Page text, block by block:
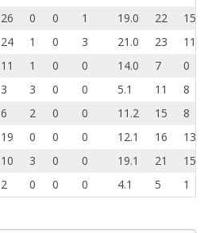
26 0 0 1 19.0 22
15
24 1 0 3 21.0 23
11
11 1 0 0 14.0 7
0
3 3 0 0 5.1 11
8
6 2 0 0 11.2 15
8
19 0 0 0 12.1 16
13
10 3 0 0 19.1 21
15
2 0 0 0 4.1 5 1